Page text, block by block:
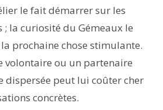
le fait démarrer sur les
; la curiosité du Gémeaux le
prochaine chose stimulante.
volontaire ou un partenaire
dispersée peut lui coûter cher
concrètes.